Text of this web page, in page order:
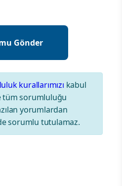
kurallarımızı kabul
tüm sorumluluğu
yorumlardan
sorumlu tutulamaz.